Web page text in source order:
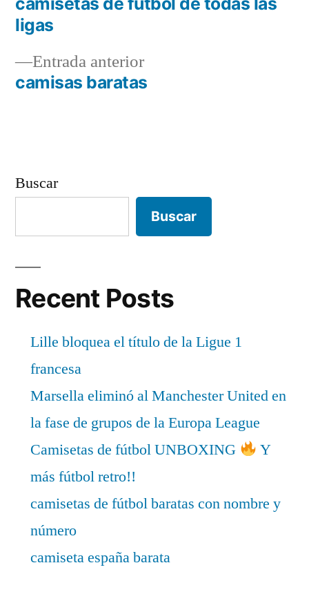
Navegación
entradas
Entrada anteriorEntrada
anterior:
camisas baratas
ligas
Buscar
Buscar
Recent Posts
Lille bloquea el título de la Ligue 1
francesa
Marsella eliminó al Manchester United en
la fase de grupos de la Europa League
Camisetas de fútbol UNBOXING
Y
más fútbol retro!!
camisetas de fútbol baratas con nombre y
número
camiseta españa barata